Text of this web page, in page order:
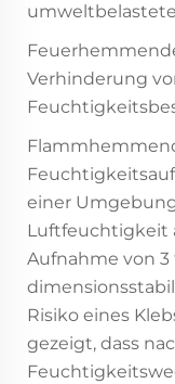
Verhinderung
einer
Luftfeuchtigkeit
Aufnahme von 3
Risiko eines
gezeigt, dass